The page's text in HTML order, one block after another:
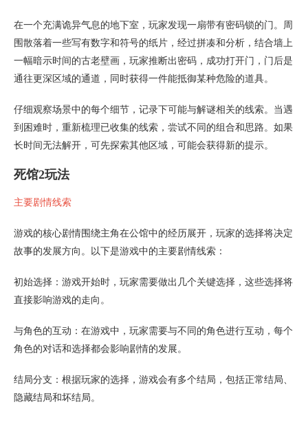
在一个充满诡异气息的地下室，玩家发现一扇带有密码锁的门。周
围散落着一些写有数字和符号的纸片，经过拼凑和分析，结合墙上
一幅暗示时间的古老壁画，玩家推断出密码，成功打开门，门后是
通往更深区域的通道，同时获得一件能抵御某种危险的道具。
仔细观察场景中的每个细节，记录下可能与解谜相关的线索。当遇
到困难时，重新梳理已收集的线索，尝试不同的组合和思路。如果
长时间无法解开，可先探索其他区域，可能会获得新的提示。
死馆2玩法
主要剧情线索
游戏的核心剧情围绕主角在公馆中的经历展开，玩家的选择将决定
故事的发展方向。以下是游戏中的主要剧情线索：
初始选择：游戏开始时，玩家需要做出几个关键选择，这些选择将
直接影响游戏的走向。
与角色的互动：在游戏中，玩家需要与不同的角色进行互动，每个
角色的对话和选择都会影响剧情的发展。
结局分支：根据玩家的选择，游戏会有多个结局，包括正常结局、
隐藏结局和坏结局。